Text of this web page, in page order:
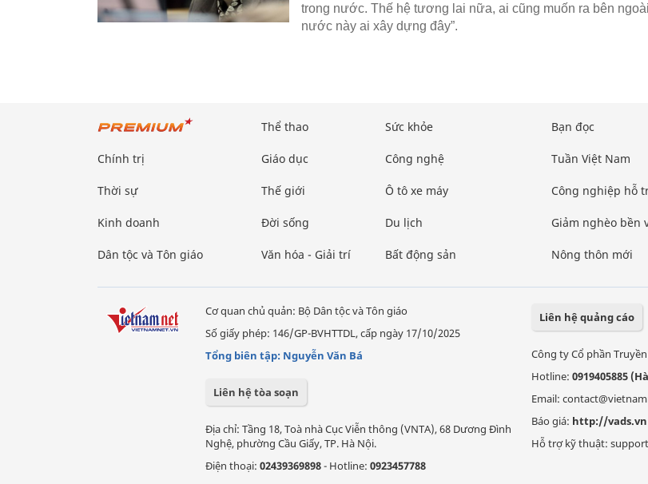
trong nước. Thế hệ tương lai nữa, ai cũng muốn ra bên
nước này ai xây dựng đây”.
Chính trị
Thời sự
Kinh doanh
Dân tộc và Tôn giáo
Thể thao
Giáo dục
Thế giới
Đời sống
Văn hóa - Giải trí
Sức khỏe
Công nghệ
Ô tô xe máy
Du lịch
Bất động sản
Bạn đọc
Tuần Việt Nam
Công nghiệp hỗ
Giảm nghèo bền
Nông thôn mới
Cơ quan chủ quản: Bộ Dân tộc và Tôn giáo
Số giấy phép: 146/GP-BVHTTDL, cấp ngày 17/10/2025
Tổng biên tập: Nguyễn Văn Bá
Liên hệ tòa soạn
Địa chỉ: Tầng 18, Toà nhà Cục Viễn thông (VNTA), 68 Dương Đình
Nghệ, phường Cầu Giấy, TP. Hà Nội.
Điện thoại: 02439369898- Hotline: 0923457788
Liên hệ quảng cáo
Công ty Cổ phần
Hotline: 0919405885
Email:
Báo giá: http://vads.vn
Hỗ trợ kỹ thuật: